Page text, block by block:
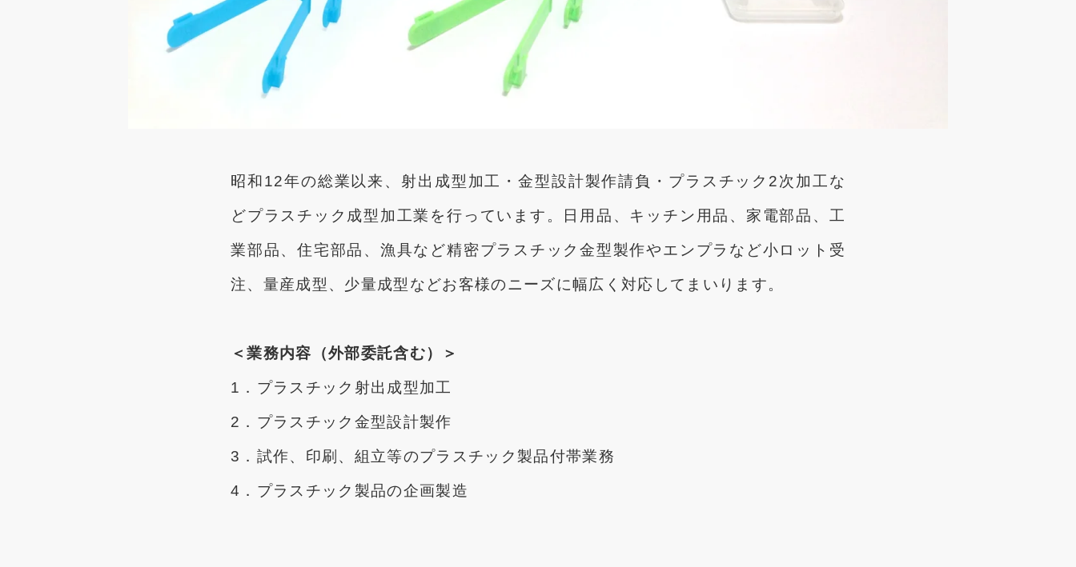
昭和12年の総業以来、射出成型加工・金型設計製作請負・プラスチック2次加工な
どプラスチック成型加工業を行っています。日用品、キッチン用品、家電部品、工
業部品、住宅部品、漁具など精密プラスチック金型製作やエンプラなど小ロット受
注、量産成型、少量成型などお客様のニーズに幅広く対応してまいります。
＜業務内容（外部委託含む）＞
1．プラスチック射出成型加工
2．プラスチック金型設計製作
3．試作、印刷、組立等のプラスチック製品付帯業務
4．プラスチック製品の企画製造